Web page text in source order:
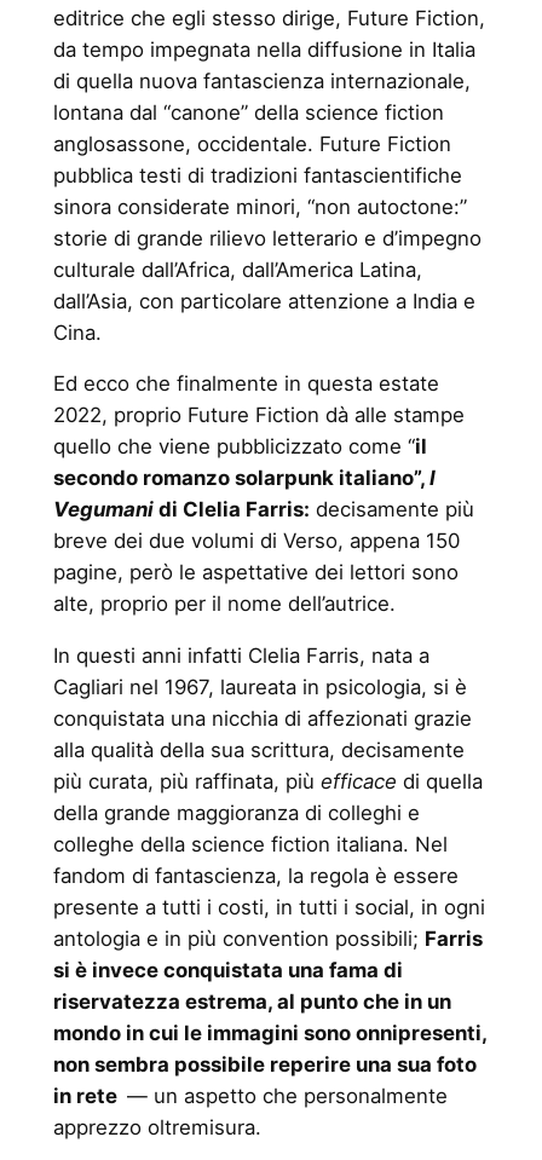
editrice che egli stesso dirige, Future Fiction,
da tempo impegnata nella diffusione in Italia
di quella nuova fantascienza internazionale,
lontana dal “canone” della science fiction
anglosassone, occidentale. Future Fiction
pubblica testi di tradizioni fantascientifiche
sinora considerate minori, “non autoctone:”
storie di grande rilievo letterario e d’impegno
culturale dall’Africa, dall’America Latina,
dall’Asia, con particolare attenzione a India e
Cina.
Ed ecco che finalmente in questa estate
2022, proprio Future Fiction dà alle stampe
quello che viene pubblicizzato come “il
secondo romanzo solarpunk italiano”, I
Vegumanidi Clelia Farris: decisamente più
breve dei due volumi di Verso, appena 150
pagine, però le aspettative dei lettori sono
alte, proprio per il nome dell’autrice.
In questi anni infatti Clelia Farris, nata a
Cagliari nel 1967, laureata in psicologia, si è
conquistata una nicchia di affezionati grazie
alla qualità della sua scrittura, decisamente
più curata, più raffinata, più efficace di quella
della grande maggioranza di colleghi e
colleghe della science fiction italiana. Nel
fandom di fantascienza, la regola è essere
presente a tutti i costi, in tutti i social, in ogni
antologia e in più convention possibili; Farris
si è invece conquistata una fama di
riservatezza estrema, al punto che in un
mondo in cui le immagini sono onnipresenti,
non sembra possibile reperire una sua foto
in rete — un aspetto che personalmente
apprezzo oltremisura.